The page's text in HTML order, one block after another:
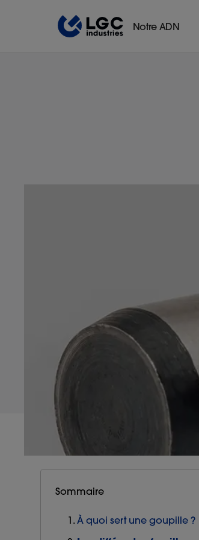
Notre ADN
Sommaire
À quoi sert une goupille ?